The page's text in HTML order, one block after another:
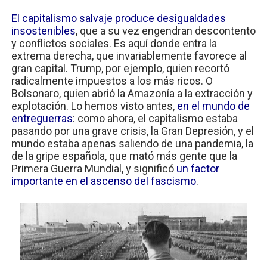
El capitalismo salvaje produce desigualdades
insostenibles, que a su vez engendran descontento
y conflictos sociales. Es aquí donde entra la
extrema derecha, que invariablemente favorece al
gran capital. Trump, por ejemplo, quien recortó
radicalmente impuestos a los más ricos. O
Bolsonaro, quien abrió la Amazonía a la extracción y
explotación. Lo hemos visto antes, en el mundo de
entreguerras: como ahora, el capitalismo estaba
pasando por una grave crisis, la Gran Depresión, y el
mundo estaba apenas saliendo de una pandemia, la
de la gripe española, que mató más gente que la
Primera Guerra Mundial, y significó un factor
importante en el ascenso del fascismo.